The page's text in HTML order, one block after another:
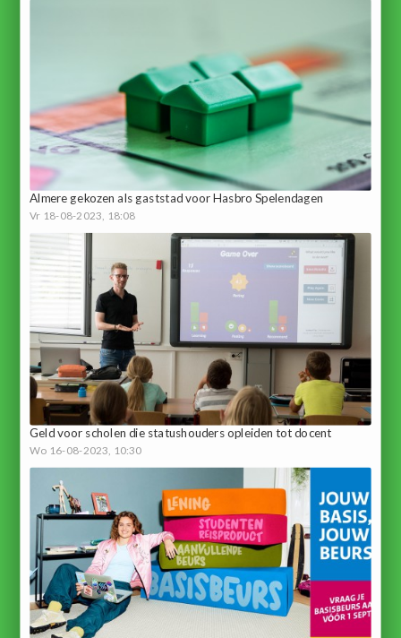
Almere gekozen als gaststad voor Hasbro Spelendagen
Vr 18-08-2023, 18:08
Geld voor scholen die statushouders opleiden tot docent
Wo 16-08-2023, 10:30